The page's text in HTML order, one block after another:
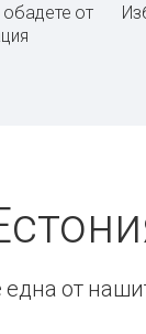
от
от